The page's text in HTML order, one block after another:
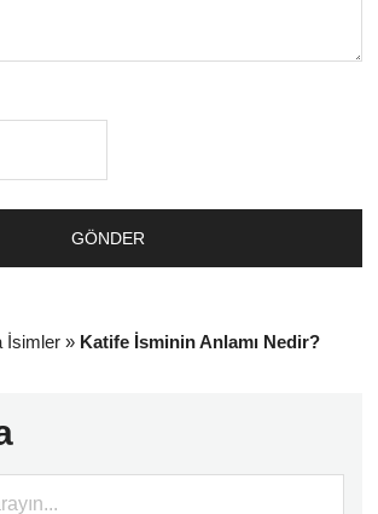
İsimler » Katife İsminin Anlamı Nedir?